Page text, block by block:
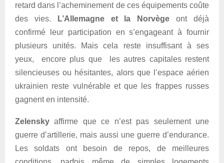
retard dans l’acheminement de ces équipements coûte
des vies.
L’Allemagne et la Norvège ont déjà
confirmé leur participation en s’engageant à fournir
plusieurs unités. Mais cela reste insuffisant à ses
yeux, encore plus que les autres capitales restent
silencieuses ou hésitantes, alors que l’espace aérien
ukrainien reste vulnérable et que les frappes russes
gagnent en intensité.
Zelensky affirme que ce n’est pas seulement une
guerre d’artillerie, mais aussi une guerre d’endurance.
Les soldats ont besoin de repos, de meilleures